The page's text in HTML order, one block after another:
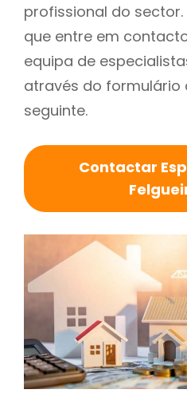
profissional do
que entre em
equipa de
através do formulário
seguinte.
Contactar